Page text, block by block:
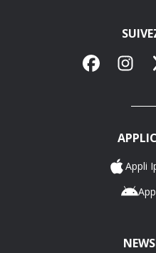
Facebook
X
Appli